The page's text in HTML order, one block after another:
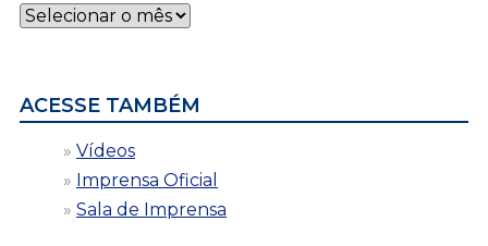
Notícias
por
ACESSE TAMBÉM
Vídeos
Imprensa Oficial
Sala de Imprensa